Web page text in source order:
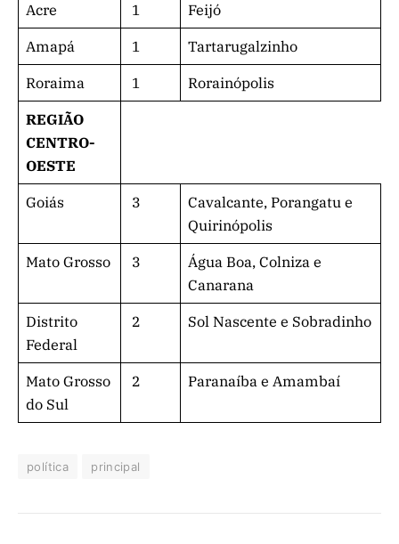
Acre 1 Feijó
Amapá 1 Tartarugalzinho
Roraima 1 Rorainópolis
REGIÃO
CENTRO-
OESTE
Goiás 3
Cavalcante, Porangatu e
Quirinópolis
Mato Grosso 3
Água Boa, Colniza e
Canarana
Distrito
Federal
2 Sol Nascente e Sobradinho
Mato Grosso
do Sul
2 Paranaíba e Amambaí
política principal